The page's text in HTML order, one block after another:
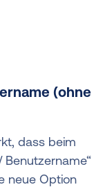
(ohne
dass beim
neue Option